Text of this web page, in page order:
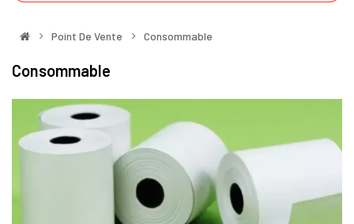
Point De Vente Consommable
Consommable